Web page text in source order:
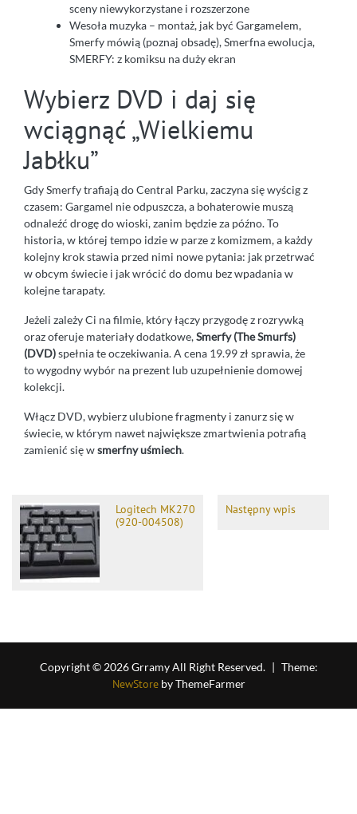
sceny niewykorzystane i rozszerzone
Wesoła muzyka – montaż, jak być Gargamelem,
Smerfy mówią (poznaj obsadę), Smerfna ewolucja,
SMERFY: z komiksu na duży ekran
Wybierz DVD i daj się
wciągnąć „Wielkiemu
Jabłku”
Gdy Smerfy trafiają do Central Parku, zaczyna się wyścig z
czasem: Gargamel nie odpuszcza, a bohaterowie muszą
odnaleźć drogę do wioski, zanim będzie za późno. To
historia, w której tempo idzie w parze z komizmem, a każdy
kolejny krok stawia przed nimi nowe pytania: jak przetrwać
w obcym świecie i jak wrócić do domu bez wpadania w
kolejne tarapaty.
Jeżeli zależy Ci na filmie, który łączy przygodę z rozrywką
oraz oferuje materiały dodatkowe,Smerfy (The Smurfs)
(DVD)spełnia te oczekiwania. A cena 19.99 zł sprawia, że
to wygodny wybór na prezent lub uzupełnienie domowej
kolekcji.
Włącz DVD, wybierz ulubione fragmenty i zanurz się w
świecie, w którym nawet największe zmartwienia potrafią
zamienić się wsmerfny uśmiech.
Logitech MK270
(920-004508)
Następny wpis
Copyright © 2026 Grramy All Right Reserved. | Theme:
NewStoreby ThemeFarmer